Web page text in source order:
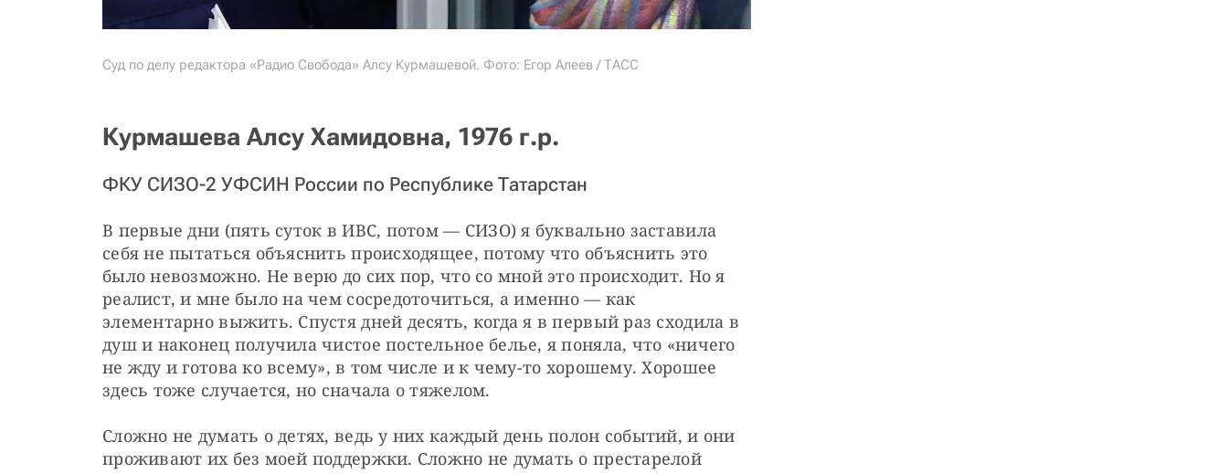
Суд по делу редактора «Радио Свобода» Алсу Курмашевой. Фото: Егор Алеев / ТАСС
Курмашева Алсу Хамидовна, 1976 г.р.
ФКУ СИЗО-2 УФСИН России по Республике Татарстан
В первые дни (пять суток в ИВС, потом — СИЗО) я буквально заставила
себя не пытаться объяснить происходящее, потому что объяснить это
было невозможно. Не верю до сих пор, что со мной это происходит. Но я
реалист, и мне было на чем сосредоточиться, а именно — как
элементарно выжить. Спустя дней десять, когда я в первый раз сходила в
душ и наконец получила чистое постельное белье, я поняла, что «ничего
не жду и готова ко всему», в том числе и к чему-то хорошему. Хорошее
здесь тоже случается, но сначала о тяжелом.
Сложно не думать о детях, ведь у них каждый день полон событий, и они
проживают их без моей поддержки. Сложно не думать о престарелой